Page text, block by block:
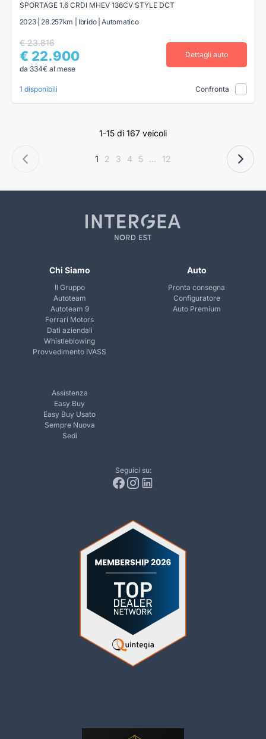
SPORTAGE 1.6 CRDI MHEV 136CV STYLE DCT
2023 | 28.257km | Ibrido | Automatico
€ 23.816
€ 22.900
da 334€ al mese
Dettagli auto
1 disponibili Confronta
1-15 di 167 veicoli
1 2 3 4 5 ... 12
Chi Siamo
Il Gruppo
Autoteam
Autoteam 9
Ferrari Motors
Dati aziendali
Whistleblowing
Provvedimento IVASS
Auto
Pronta consegna
Configuratore
Auto Premium
Assistenza
Easy Buy
Easy Buy Usato
Sempre Nuova
Sedi
Seguici su: